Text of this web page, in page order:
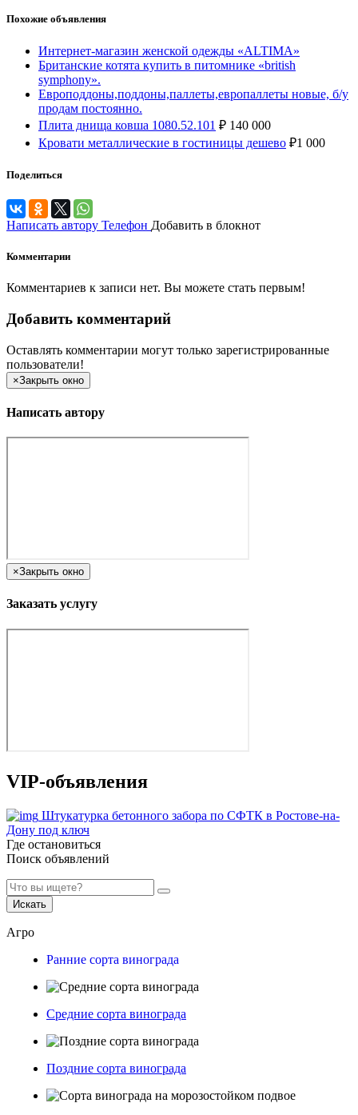
Похожие объявления
Интернет-магазин женской одежды «ALTIMA»
Британские котята купить в питомнике «british
symphony».
Европоддоны,поддоны,паллеты,европаллеты новые, б/у
продам постоянно.
Плита днища ковша 1080.52.101 ₽ 140 000
Кровати металлические в гостиницы дешево ₽1 000
Поделиться
Написать автору Телефон Добавить в блокнот
Комментарии
Комментариев к записи нет. Вы можете стать первым!
Добавить комментарий
Оставлять комментарии могут только зарегистрированные
пользователи!
×Закрыть окно
Написать автору
×Закрыть окно
Заказать услугу
VIP-объявления
Штукатурка бетонного забора по СФТК в Ростове-на-
Дону под ключ
Где остановиться
Поиск объявлений
Искать
Агро
Ранние сорта винограда
Средние сорта винограда
Поздние сорта винограда